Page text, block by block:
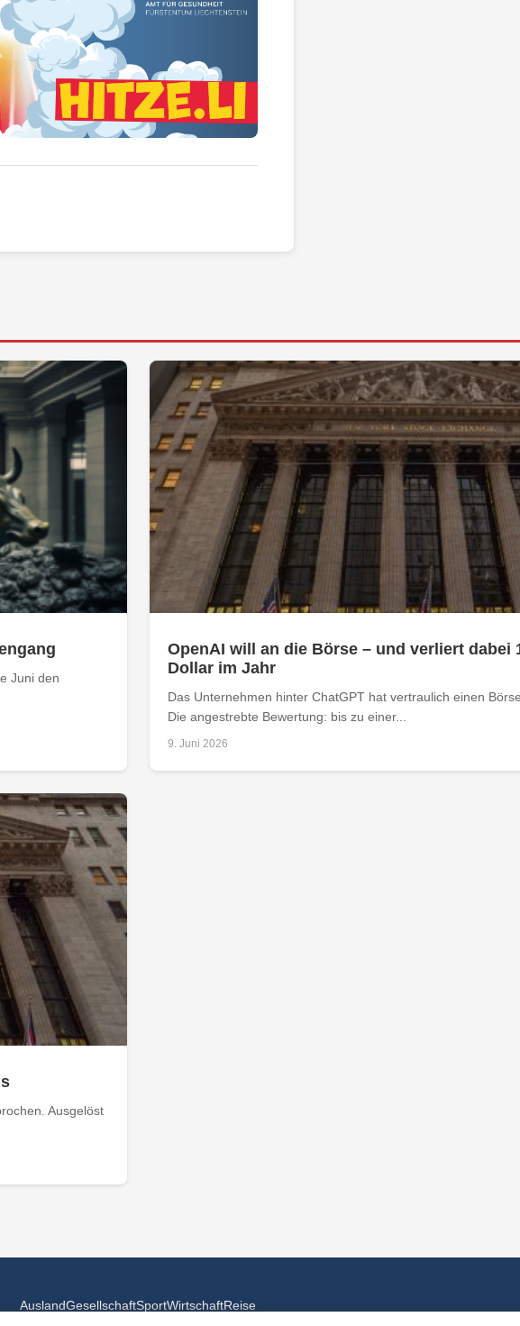
Juni den
OpenAI will an die Börse – und verliert dabei
Dollar im Jahr
Das Unternehmen hinter ChatGPT hat vertraulich einen
Die angestrebte Bewertung: bis zu einer...
9. Juni 2026
Ausgelöst
AuslandGesellschaftSportWirtschaftReise